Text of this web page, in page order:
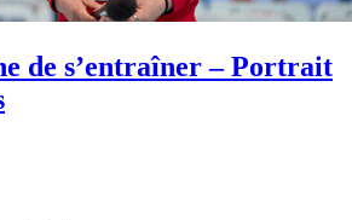
de s’entraîner – Portrait